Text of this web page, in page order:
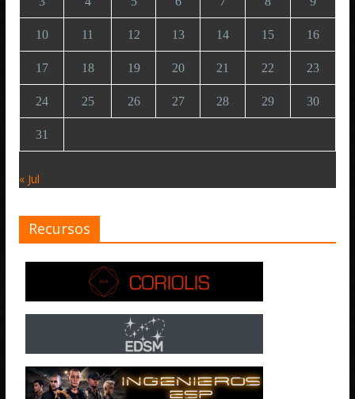
10 11 12 13 14 15 16
17 18 19 20 21 22 23
24 25 26 27 28 29 30
31
« Jul
Recursos